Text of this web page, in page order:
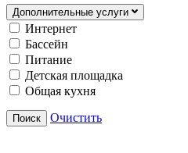
Дополнительные услуги
Интернет
Бассейн
Питание
Детская площадка
Общая кухня
Поиск Очистить